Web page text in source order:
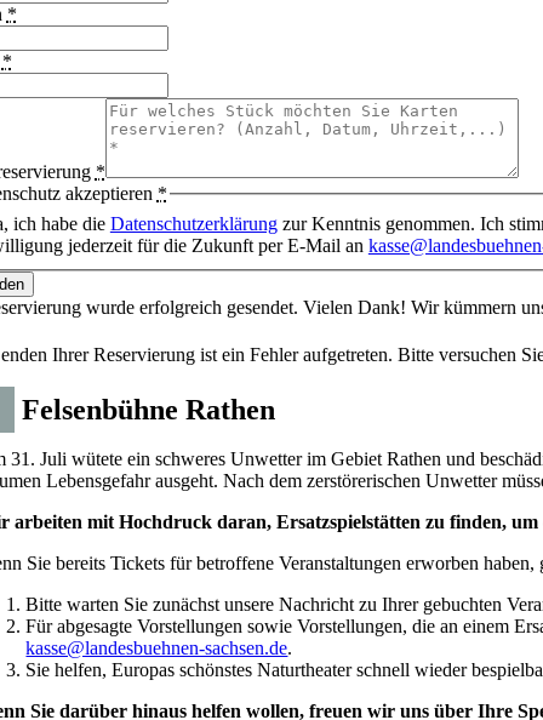
*
*
*
akzeptieren *
ich habe die Datenschutzerklärungzur Kenntnis genommen. Ich
jederzeit für die Zukunft per E-Mail an
wurde erfolgreich gesendet. Vielen Dank! Wir kümmern
Ihrer Reservierung ist ein Fehler aufgetreten. Bitte versuchen
Felsenbühne Rathen
31. Juli wütete ein schweres Unwetter im Gebiet Rathen und
Lebensgefahr ausgeht. Nach dem zerstörerischen Unwetter
arbeiten mit Hochdruck daran, Ersatzspielstätten zu finden,
Sie bereits Tickets für betroffene Veranstaltungen erworben
Bitte warten Sie zunächst unsere Nachricht zu Ihrer gebuchten
Für abgesagte Vorstellungen sowie Vorstellungen, die an einem
kasse@landesbuehnen-sachsen.de.
Sie helfen, Europas schönstes Naturtheater schnell wieder
Sie darüber hinaus helfen wollen, freuen wir uns über Ihre